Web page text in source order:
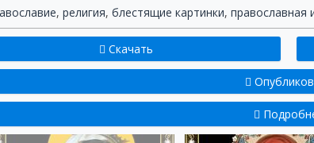
, религия, блестящие картинки, православная
Скачать